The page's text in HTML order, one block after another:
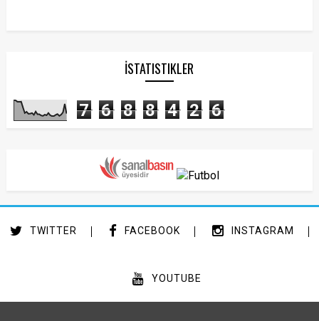
İSTATISTIKLER
7 6 8 8 4 2 6
TWITTER FACEBOOK INSTAGRAM
YOUTUBE